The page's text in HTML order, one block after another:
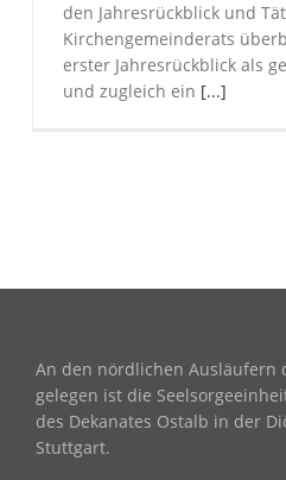
den Jahresrückblick und
Kirchengemeinderats
erster Jahresrückblick als
und zugleich ein [...]
An den nördlichen Ausläufern
gelegen ist die
des Dekanates Ostalb in der
Stuttgart.